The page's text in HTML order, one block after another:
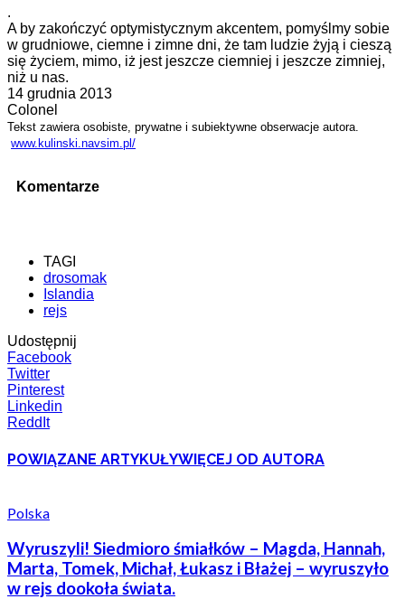
.
A by zakończyć optymistycznym akcentem, pomyślmy sobie
w grudniowe, ciemne i zimne dni, że tam ludzie żyją i cieszą
się życiem, mimo, iż jest jeszcze ciemniej i jeszcze zimniej,
niż u nas.
14 grudnia 2013
Colonel
Tekst zawiera osobiste, prywatne i subiektywne obserwacje autora.
www.kulinski.navsim.pl/
Komentarze
TAGI
drosomak
Islandia
rejs
Udostępnij
Facebook
Twitter
Pinterest
Linkedin
ReddIt
POWIĄZANE ARTYKUŁYWIĘCEJ OD AUTORA
Polska
Wyruszyli! Siedmioro śmiałków – Magda, Hannah,
Marta, Tomek, Michał, Łukasz i Błażej – wyruszyło
w rejs dookoła świata.